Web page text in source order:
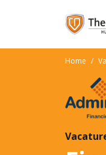
Home /